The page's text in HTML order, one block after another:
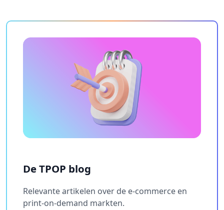
De TPOP blog
Relevante artikelen over de e-commerce en
print-on-demand markten.